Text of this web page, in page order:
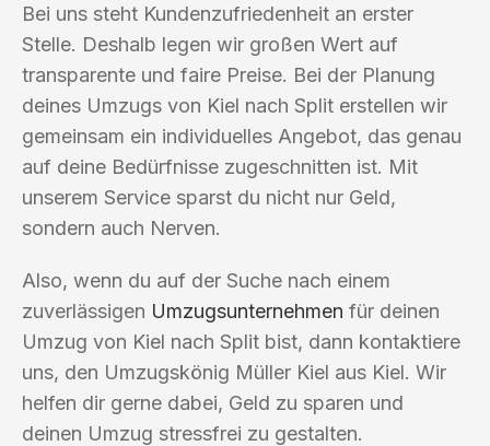
Bei uns steht Kundenzufriedenheit an erster
Stelle. Deshalb legen wir großen Wert auf
transparente und faire Preise. Bei der Planung
deines Umzugs von Kiel nach Split erstellen wir
gemeinsam ein individuelles Angebot, das genau
auf deine Bedürfnisse zugeschnitten ist. Mit
unserem Service sparst du nicht nur Geld,
sondern auch Nerven.
Also, wenn du auf der Suche nach einem
zuverlässigen Umzugsunternehmen für deinen
Umzug von Kiel nach Split bist, dann kontaktiere
uns, den Umzugskönig Müller Kiel aus Kiel. Wir
helfen dir gerne dabei, Geld zu sparen und
deinen Umzug stressfrei zu gestalten.